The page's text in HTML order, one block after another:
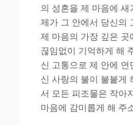
의 성흔을 제 마음에 새
제가 그 안에서 당신의
제 마음의 가장 깊은
끊임없이 기억하게 해
신 고통으로 제 안에
신 사랑의 불이 불붙게
서 모든 피조물은 작아
마음에 감미롭게 해 주